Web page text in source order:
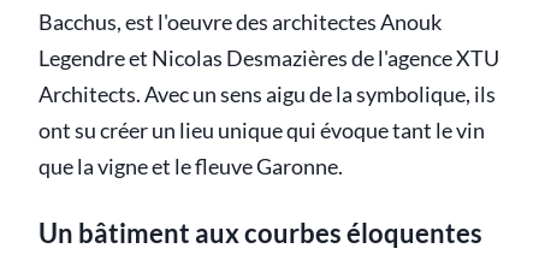
Bacchus, est l'oeuvre des architectes Anouk
Legendre et Nicolas Desmazières de l'agence XTU
Architects. Avec un sens aigu de la symbolique, ils
ont su créer un lieu unique qui évoque tant le vin
que la vigne et le fleuve Garonne.
Un bâtiment aux courbes éloquentes